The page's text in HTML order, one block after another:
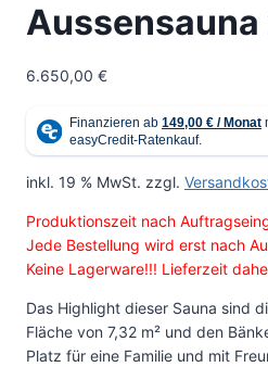
6.650,00 €
inkl. 19 % MwSt. zzgl.
Produktionszeit nach
Jede Bestellung wird erst nach
Keine Lagerware!!! Lieferzeit
Das Highlight dieser Sauna sind
Fläche von 7,32 m² und den
Platz für eine Familie und mit